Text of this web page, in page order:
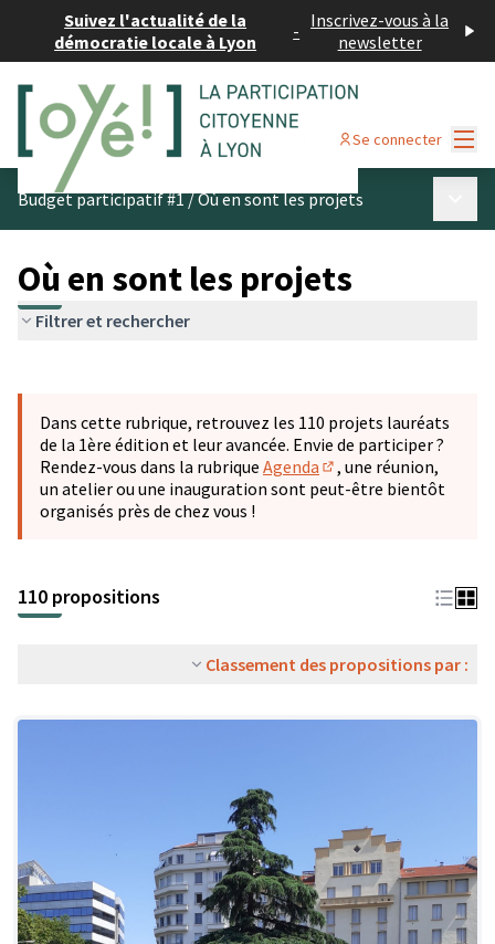
Suivez l'actualité de la
démocratie locale à Lyon
- Inscrivez-vous à la
newsletter
Se connecter
Budget participatif #1/Où en sont les projets
Où en sont les projets
Filtrer et rechercher
−
Dans cette rubrique, retrouvez les 110 projets lauréats
de la 1ère édition et leur avancée. Envie de participer ?
Rendez-vous dans la rubrique Agenda
(S'ouvre dans un
, une réunion,
un atelier ou une inauguration sont peut-être bientôt
organisés près de chez vous !
110 propositions
Classement des propositions par :